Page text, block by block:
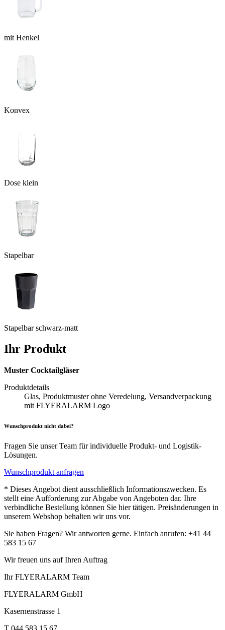
mit Henkel
Konvex
Dose klein
Stapelbar
Stapelbar schwarz-matt
Ihr Produkt
Muster Cocktailgläser
Produktdetails
Glas, Produktmuster ohne Veredelung, Versandverpackung
mit FLYERALARM Logo
Wunschprodukt nicht dabei?
Fragen Sie unser Team für individuelle Produkt- und Logistik-
Lösungen.
Wunschprodukt anfragen
* Dieses Angebot dient ausschließlich Informationszwecken. Es
stellt eine Aufforderung zur Abgabe von Angeboten dar. Ihre
verbindliche Bestellung können Sie hier tätigen. Preisänderungen in
unserem Webshop behalten wir uns vor.
Sie haben Fragen? Wir antworten gerne. Einfach anrufen: +41 44
583 15 67
Wir freuen uns auf Ihren Auftrag
Ihr FLYERALARM Team
FLYERALARM GmbH
Kasernenstrasse 1